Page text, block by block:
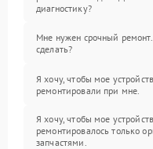
диагностику?
Мне нужен срочный
сделать?
Я хочу, чтобы мое
ремонтировали при мне.
Я хочу, чтобы мое
ремонтировалось только
запчастями.